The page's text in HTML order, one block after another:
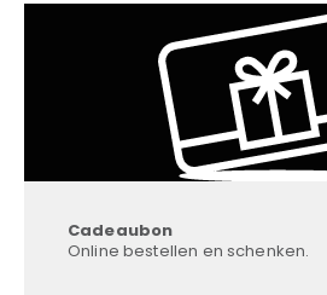
Cadeaubon
Online bestellen en schenken.